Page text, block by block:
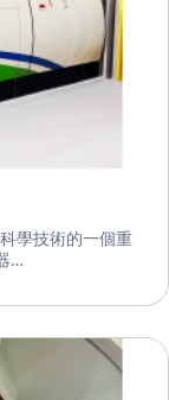
學技術的一個重
控制軟件、圖形
戶。 該設備可實
視覺和聽覺效
提高航空基礎知